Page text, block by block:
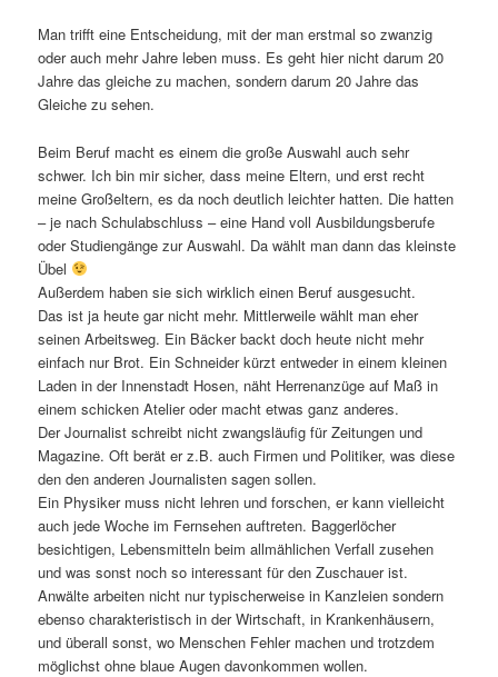
Man trifft eine Entscheidung, mit der man erstmal so zwanzig
oder auch mehr Jahre leben muss. Es geht hier nicht darum 20
Jahre das gleiche zu machen, sondern darum 20 Jahre das
Gleiche zu sehen.
Beim Beruf macht es einem die große Auswahl auch sehr
schwer. Ich bin mir sicher, dass meine Eltern, und erst recht
meine Großeltern, es da noch deutlich leichter hatten. Die hatten
– je nach Schulabschluss – eine Hand voll Ausbildungsberufe
oder Studiengänge zur Auswahl. Da wählt man dann das kleinste
Übel
Außerdem haben sie sich wirklich einen Beruf ausgesucht.
Das ist ja heute gar nicht mehr. Mittlerweile wählt man eher
seinen Arbeitsweg. Ein Bäcker backt doch heute nicht mehr
einfach nur Brot. Ein Schneider kürzt entweder in einem kleinen
Laden in der Innenstadt Hosen, näht Herrenanzüge auf Maß in
einem schicken Atelier oder macht etwas ganz anderes.
Der Journalist schreibt nicht zwangsläufig für Zeitungen und
Magazine. Oft berät er z.B. auch Firmen und Politiker, was diese
den den anderen Journalisten sagen sollen.
Ein Physiker muss nicht lehren und forschen, er kann vielleicht
auch jede Woche im Fernsehen auftreten. Baggerlöcher
besichtigen, Lebensmitteln beim allmählichen Verfall zusehen
und was sonst noch so interessant für den Zuschauer ist.
Anwälte arbeiten nicht nur typischerweise in Kanzleien sondern
ebenso charakteristisch in der Wirtschaft, in Krankenhäusern,
und überall sonst, wo Menschen Fehler machen und trotzdem
möglichst ohne blaue Augen davonkommen wollen.